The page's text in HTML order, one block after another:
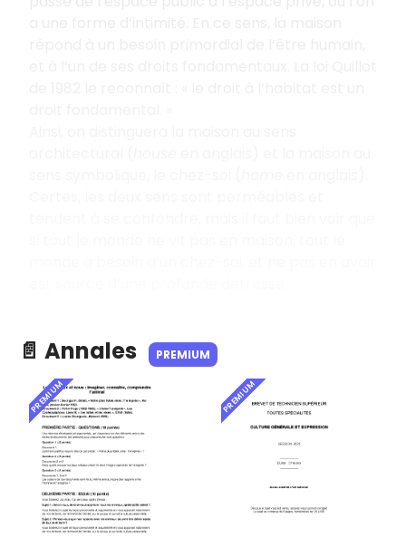
📄 Annales PREMIUM
PREMIUM PREMIUM